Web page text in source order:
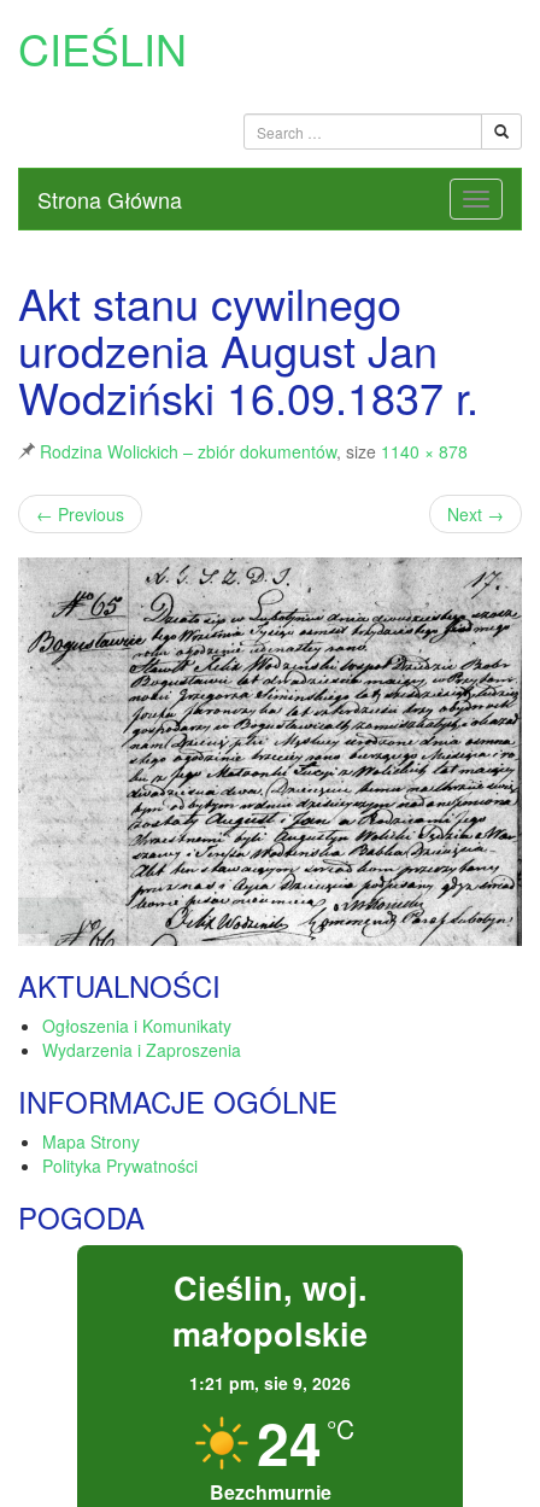
CIEŚLIN
Strona Główna
Akt stanu cywilnego
urodzenia August Jan
Wodziński 16.09.1837 r.
Rodzina Wolickich – zbiór dokumentów, size 1140 × 878
← Previous Next →
AKTUALNOŚCI
Ogłoszenia i Komunikaty
Wydarzenia i Zaproszenia
INFORMACJE OGÓLNE
Mapa Strony
Polityka Prywatności
POGODA
Cieślin, woj.
małopolskie
1:21 pm, sie 9, 2026
24 °C
Bezchmurnie